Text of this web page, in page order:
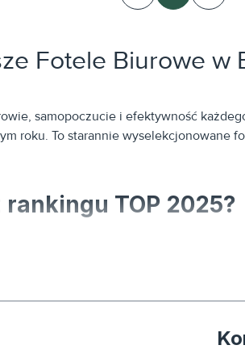
Fotele Biurowe w
samopoczucie i efektywność
roku. To starannie wyselekcjonowane
TOP 2025?
awaryjnością i najwyższą precyzją
oferują zaawansowane mechanizmy